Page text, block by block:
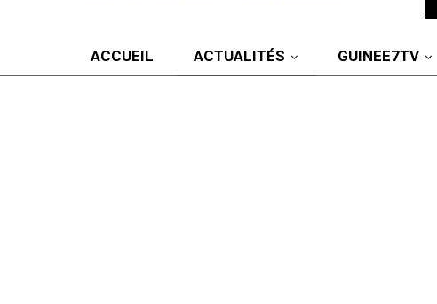
ACCUEIL ACTUALITÉS GUINEE7TV